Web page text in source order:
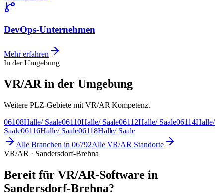
DevOps-Unternehmen
Mehr erfahren
In der Umgebung
VR/AR in der Umgebung
Weitere PLZ-Gebiete mit VR/AR Kompetenz.
06108Halle/ Saale06110Halle/ Saale06112Halle/ Saale06114Halle/
Saale06116Halle/ Saale06118Halle/ Saale
Alle Branchen in 06792Alle VR/AR Standorte
VR/AR · Sandersdorf-Brehna
Bereit für VR/AR-Software in
Sandersdorf-Brehna?